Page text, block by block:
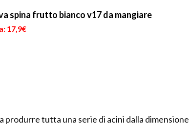
spina frutto bianco v17 da mangiare
17,9€
produrre tutta una serie di acini dalla dimensione